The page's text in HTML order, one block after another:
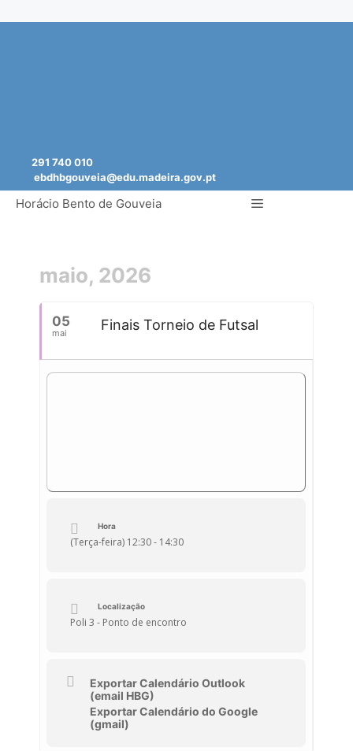
291 740 010
ebdhbgouveia@edu.madeira.gov.pt
Horácio Bento de Gouveia Menu
maio, 2026
05
mai Finais Torneio de Futsal
Hora
(Terça-feira) 12:30 - 14:30
Localização
Poli 3 - Ponto de encontro
Exportar Calendário Outlook
(email HBG)
Exportar Calendário do Google
(gmail)